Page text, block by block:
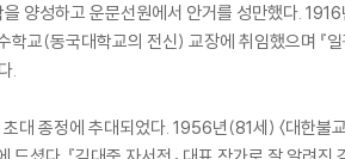
양성하고 운문선원에서 안거를 성만했다.
교(동국대학교의 전신) 교장에 취임했으며 『
.
종정에 추대되었다. 1956년(81세) 〈대한불